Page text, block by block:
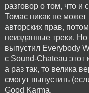
разговор о том, что и
Томас никак не
авторских прав,
неизданные треки.
выпустил Everybody
с Sound-Chateau этот
а раз так, то велика
смогут выпустить
Good Karma.